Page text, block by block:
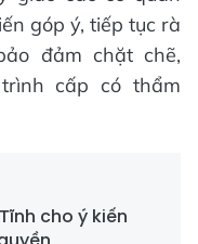
góp ý, tiếp tục rà
đảm chặt chẽ,
cấp có thẩm
cho ý kiến